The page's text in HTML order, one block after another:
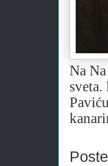
Na
sveta.